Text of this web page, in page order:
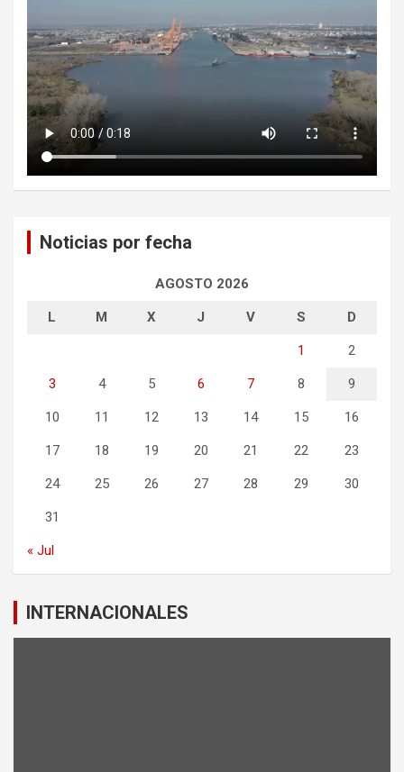
Noticias por fecha
AGOSTO 2026
L M X J V S D
1 2
3 4 5 6 7 8 9
10 11 12 13 14 15 16
17 18 19 20 21 22 23
24 25 26 27 28 29 30
31
« Jul
INTERNACIONALES